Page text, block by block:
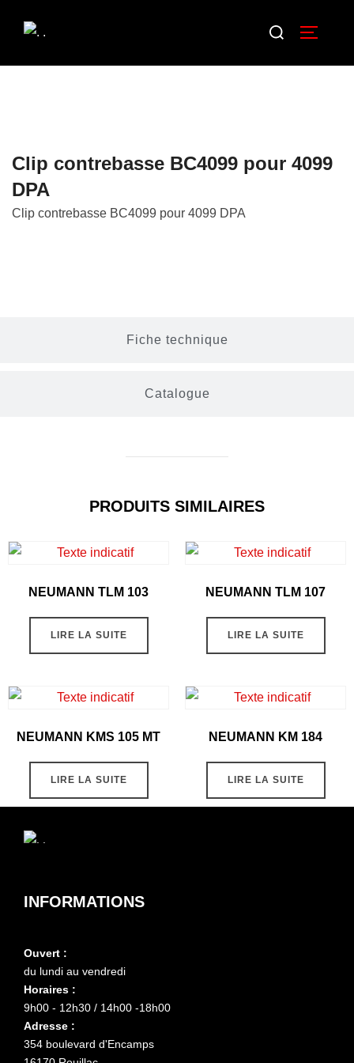
Clip contrebasse BC4099 pour 4099
DPA
Clip contrebasse BC4099 pour 4099 DPA
Fiche technique
Catalogue
PRODUITS SIMILAIRES
NEUMANN TLM 103
LIRE LA SUITE
NEUMANN TLM 107
LIRE LA SUITE
NEUMANN KMS 105 MT
LIRE LA SUITE
NEUMANN KM 184
LIRE LA SUITE
INFORMATIONS
Ouvert :
du lundi au vendredi
Horaires :
9h00 - 12h30 / 14h00 -18h00
Adresse :
354 boulevard d'Encamps